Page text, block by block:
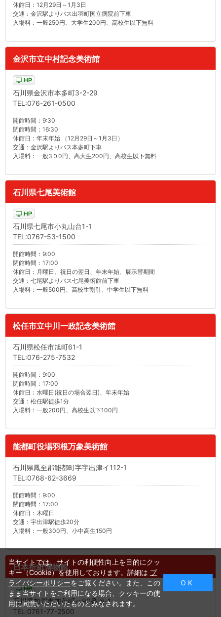
休館日：12月29日～1月3日
交通：金沢駅よりバス出羽町国立病院前下車
入場料：一般250円、大学生200円、高校生以下無料
金沢市立中村記念美術館
石川県金沢市本多町3-2-29
TEL:076-261-0500
開館時間：9:30
閉館時間：16:30
休館日：年末年始 （12月29日～1月3日）
交通：金沢駅よりバス本多町下車
入場料：一般3０0円、高大生200円、高校生以下無料
石川県七尾美術館
石川県七尾市小丸山台1-1
TEL:0767-53-1500
開館時間：9:00
閉館時間：17:00
休館日：月曜日、祝日の翌日、年末年始、展示替期間
交通：七尾駅よりバス七尾美術館前下車
入場料：一般500円、高校生割引、中学生以下無料
松任市立中川一政記念美術館
石川県松任市旭町61-1
TEL:076-275-7532
開館時間：9:00
閉館時間：17:00
休館日：水曜日(祝日の場合翌日)、年末年始
交通：松任駅徒歩1分
入場料：一般200円、高校生以下100円
能都町役場羽根万象美術館
石川県鳳至郡能都町字宇出津イ112-1
TEL:0768-62-3669
開館時間：9:00
閉館時間：17:00
休館日：木曜日
交通：宇出津駅徒歩20分
入場料：一般300円、小中高生150円
日本折紙博物館
石川県加賀市加茂町ハ90番地-1
TEL:0761-77-2500
当サイトでは、サイトの利便性向上を目的にクッ
キー（Cookie）を使用しております。詳細は プ
ライバシーポリシーをご覧ください。また、この
まま当サイトをご利用になる場合、クッキーの使
用に同意いただいたものとみなされます。
O K